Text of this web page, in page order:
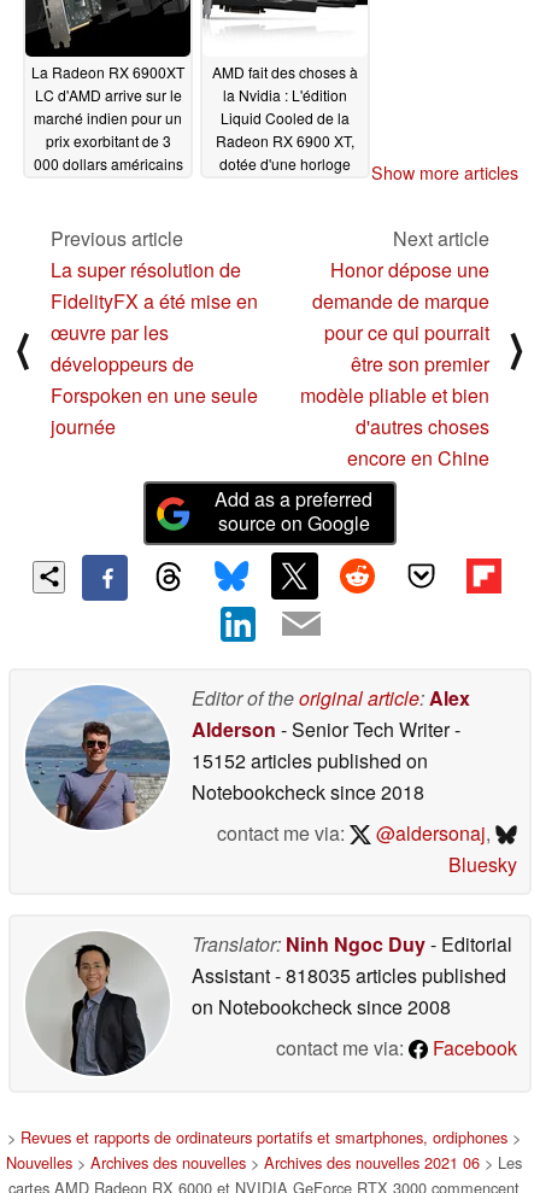
La Radeon RX 6900XT
LC d'AMD arrive sur le
marché indien pour un
prix exorbitant de 3
000 dollars américains
AMD fait des choses à
la Nvidia : L'édition
Liquid Cooled de la
Radeon RX 6900 XT,
dotée d'une horloge
constructeurs de PC
personnalisés
06/17/2021
Show more articles
⟨
Previous article
La super résolution de
FidelityFX a été mise en
œuvre par les
développeurs de
Forspoken en une seule
journée
Next article
Honor dépose une
demande de marque
pour ce qui pourrait
être son premier
modèle pliable et bien
d'autres choses
encore en Chine
⟩
Add as a preferred
source on Google
Editor of theoriginal article:Alex
Alderson - Senior Tech Writer-
15152 articles published on
Notebookchecksince 2018
contact me via:
@aldersonaj,
Bluesky
Translator: Ninh Ngoc Duy- Editorial
Assistant- 818035 articles published
on Notebookchecksince 2008
contact me via:
Facebook
> Revues et rapports de ordinateurs portatifs et smartphones, ordiphones >
Nouvelles > Archives des nouvelles > Archives des nouvelles 2021 06 > Les
cartes AMD Radeon RX 6000 et NVIDIA GeForce RTX 3000 commencent